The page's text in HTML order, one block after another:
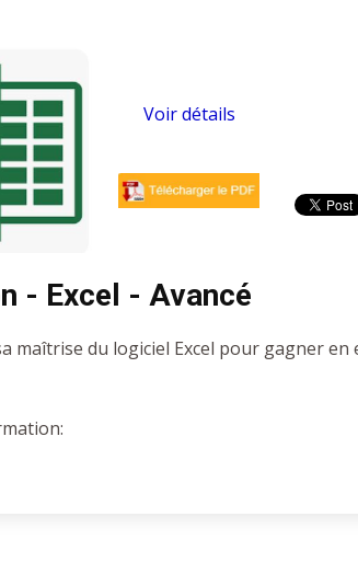
Voir détails
- Excel - Avancé
maîtrise du logiciel Excel pour gagner en